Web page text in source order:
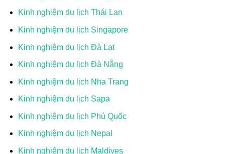
Kinh nghiệm du lịch Thái Lan
Kinh nghiệm du lịch Singapore
Kinh nghiệm du lịch Đà Lạt
Kinh nghiệm du lịch Đà Nẵng
Kinh nghiệm du lịch Nha Trang
Kinh nghiệm du lịch Sapa
Kinh nghiệm du lịch Phú Quốc
Kinh nghiệm du lịch Nepal
Kinh nghiệm du lịch Maldives